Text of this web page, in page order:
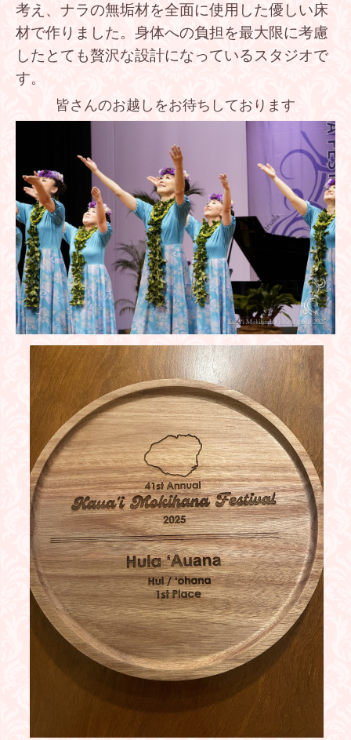
考え、 ナラの無垢材を全面に使用した優しい床
材で作りました。 身体への負担を最大限に考慮
したとても贅沢な設計になっているスタジオで
す。
皆さんのお越しをお待ちしております